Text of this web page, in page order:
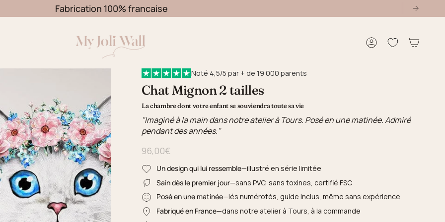
Fabrication 100% francaise
Compte
Noté 4,5/5 par + de 19 000 parents
Chat Mignon 2 tailles
La chambre dont votre enfant se souviendra toute sa vie
"Imaginé à la main dans notre atelier à Tours. Posé en une matinée. Admiré
pendant des années."
96,00€
Un design qui lui ressemble—illustré en série limitée
Sain dès le premier jour—sans PVC, sans toxines, certifié FSC
Posé en une matinée—lés numérotés, guide inclus, même sans expérience
Fabriqué en France—dans notre atelier à Tours, à la commande